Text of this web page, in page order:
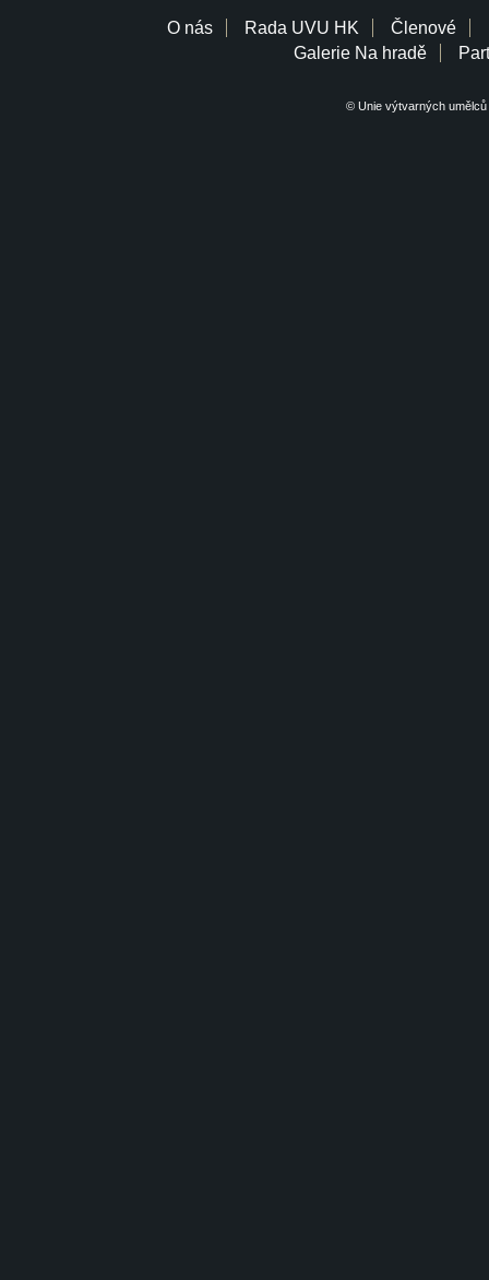
O nás Rada UVU HK Členové
Galerie Na hradě
© Unie výtvarných